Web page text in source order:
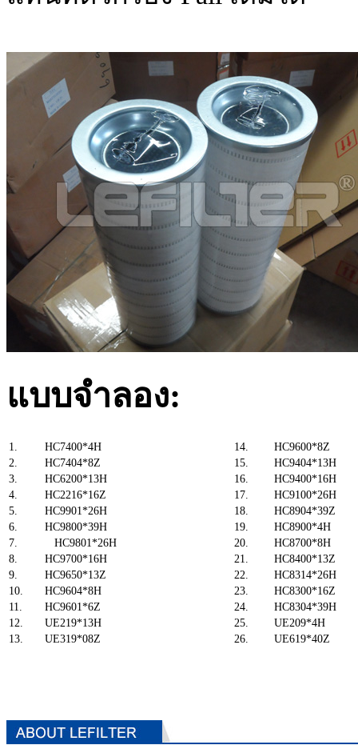
แบบจำลอง:
1. HC7400*4H 14.
HC9600*8Z
2.
HC7404*8Z 15.
HC9404*13H
3.
HC6200*13H 16.
HC9400*16H
4.
HC2216*16Z 17.
HC9100*26H
5.
HC9901*26H 18.
HC8904*39Z
6.
HC9800*39H 19.
HC8900*4H
7.
HC9801*26H 20.
HC8700*8H
8.
HC9700*16H 21.
HC8400*13Z
9.
HC9650*13Z 22.
HC8314*26H
10.
HC9604*8H 23.
HC8300*16Z
11.
HC9601*6Z 24.
HC8304*39H
12.
UE219*13H 25.
UE209*4H
13.
UE319*08Z 26. UE619*40Z